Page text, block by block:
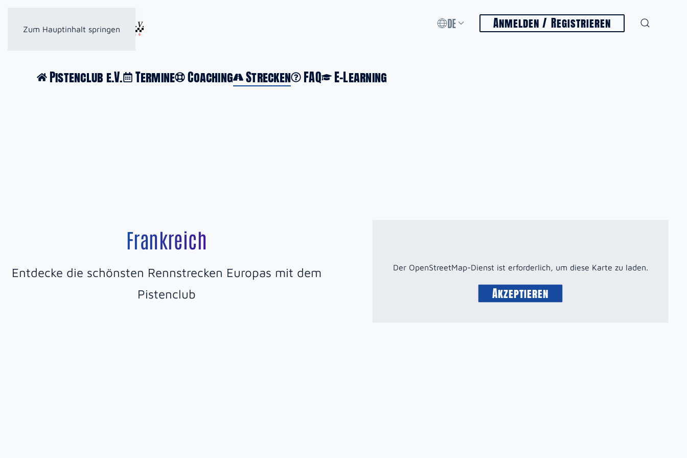
Zum Hauptinhalt springen DE Anmelden / Registrieren
Pistenclub e.V. Termine Coaching Strecken FAQ E-Learning
Frankreich
Entdecke die schönsten Rennstrecken Europas mit dem
Pistenclub
Der OpenStreetMap-Dienst ist erforderlich, um diese Karte zu laden.
Akzeptieren